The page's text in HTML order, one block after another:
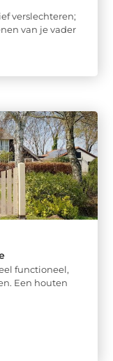
verslechteren;
van je vader
functioneel,
Een houten